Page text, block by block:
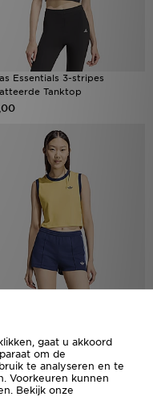
Essentials 3-stripes
Tanktop
gaat u akkoord
om de
te analyseren en te
Voorkeuren kunnen
Bekijk onze